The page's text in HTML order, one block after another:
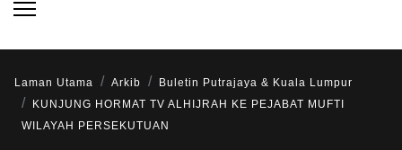
Laman Utama Arkib
Buletin Putrajaya & Kuala Lumpur
KUNJUNG HORMAT TV ALHIJRAH KE PEJABAT MUFTI
WILAYAH PERSEKUTUAN